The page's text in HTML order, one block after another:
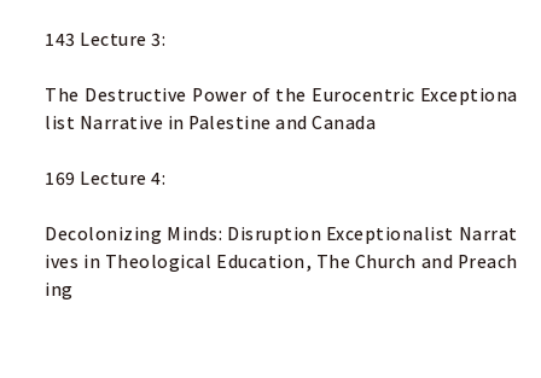
143 Lecture 3:
The Destructive Power of the Eurocentric Exceptiona
list Narrative in Palestine and Canada
169 Lecture 4:
Decolonizing Minds: Disruption Exceptionalist Narrat
ives in Theological Education, The Church and Preach
ing